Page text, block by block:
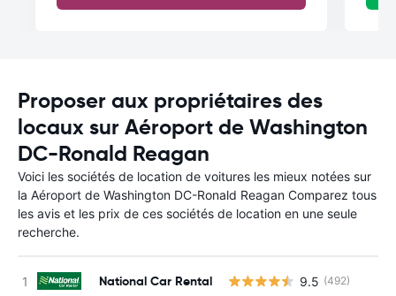
Proposer aux propriétaires des
locaux sur Aéroport de Washington
DC-Ronald Reagan
Voici les sociétés de location de voitures les mieux notées sur
la Aéroport de Washington DC-Ronald Reagan Comparez tous
les avis et les prix de ces sociétés de location en une seule
recherche.
National Car Rental 9.5 (492)